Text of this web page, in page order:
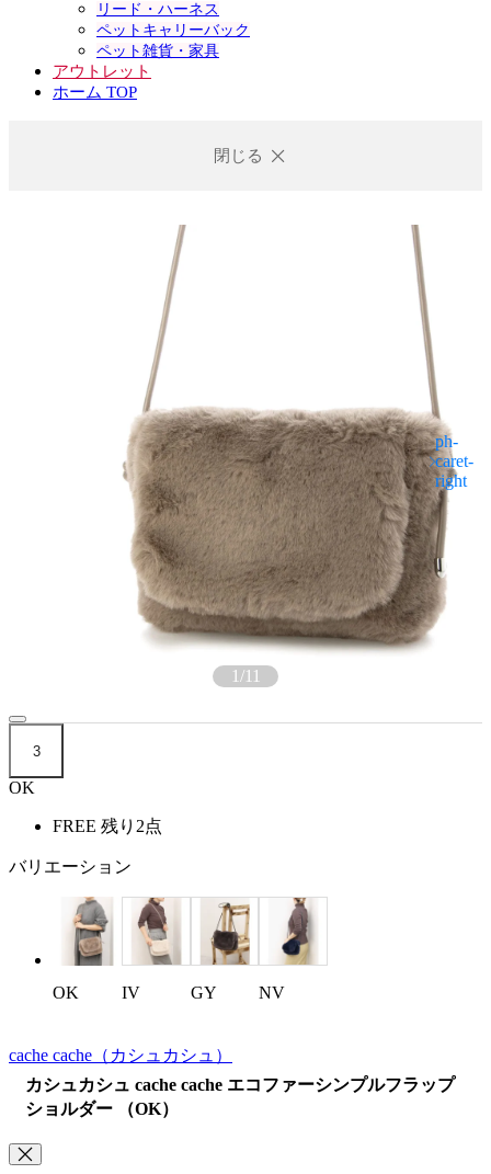
リード・ハーネス
ペットキャリーバック
ペット雑貨・家具
アウトレット
ホーム TOP
閉じる
1/11
3
OK
FREE 残り2点
バリエーション
OK IV GY NV
cache cache （カシュカシュ）
カシュカシュ cache cache エコファーシンプルフラップ
ショルダー （OK）